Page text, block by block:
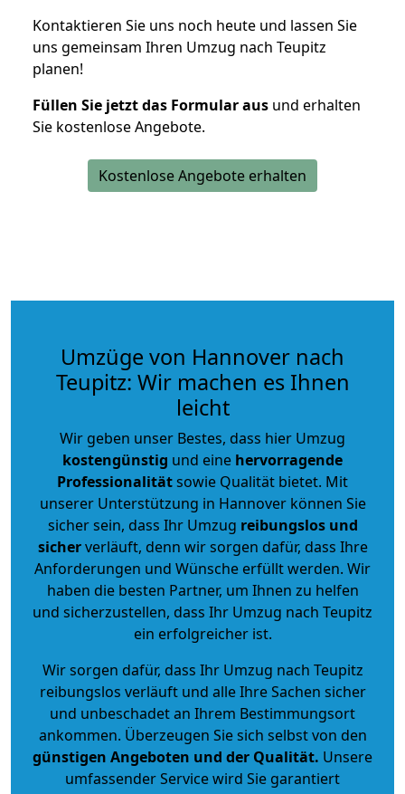
Kontaktieren Sie uns noch heute und lassen Sie
uns gemeinsam Ihren Umzug nach Teupitz
planen!
Füllen Sie jetzt das Formular aus und erhalten
Sie kostenlose Angebote.
Kostenlose Angebote erhalten
Umzüge von Hannover nach
Teupitz: Wir machen es Ihnen
leicht
Wir geben unser Bestes, dass hier Umzug
kostengünstig und eine hervorragende
Professionalitätsowie Qualität bietet. Mit
unserer Unterstützung in Hannover können Sie
sicher sein, dass Ihr Umzug reibungslos und
sicherverläuft, denn wir sorgen dafür, dass Ihre
Anforderungen und Wünsche erfüllt werden. Wir
haben die besten Partner, um Ihnen zu helfen
und sicherzustellen, dass Ihr Umzug nach Teupitz
ein erfolgreicher ist.
Wir sorgen dafür, dass Ihr Umzug nach Teupitz
reibungslos verläuft und alle Ihre Sachen sicher
und unbeschadet an Ihrem Bestimmungsort
ankommen. Überzeugen Sie sich selbst von den
günstigen Angeboten und der Qualität. Unsere
umfassender Service wird Sie garantiert